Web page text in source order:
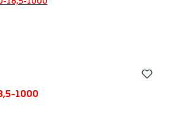
1000